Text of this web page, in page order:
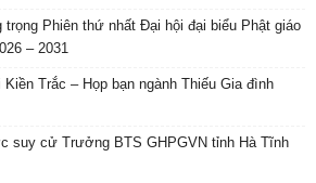
trọng Phiên thứ nhất Đại hội đại biểu Phật giáo
– 2031
Trắc – Họp bạn ngành Thiếu Gia đình
suy cử Trưởng BTS GHPGVN tỉnh Hà Tĩnh